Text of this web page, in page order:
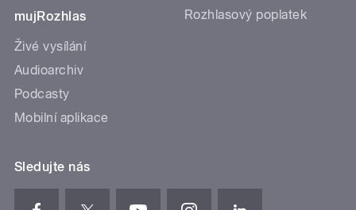
mujRozhlas
Živé vysílání
Audioarchiv
Podcasty
Mobilní aplikace
Rozhlasový poplatek
Sledujte nás